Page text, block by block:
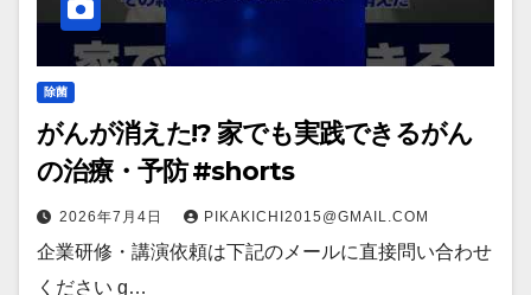
除菌
がんが消えた!? 家でも実践できるがん
の治療・予防 #shorts
2026年7月4日 PIKAKICHI2015@GMAIL.COM
企業研修・講演依頼は下記のメールに直接問い合わせ
ください g…